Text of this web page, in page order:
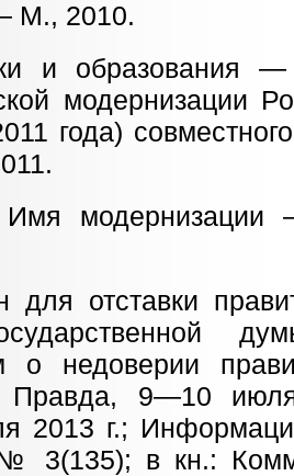
М., 2010.
и образования
модернизации
года)
Имя
для отставки
о недоверии
9—10
2013 г.;
в кн.: